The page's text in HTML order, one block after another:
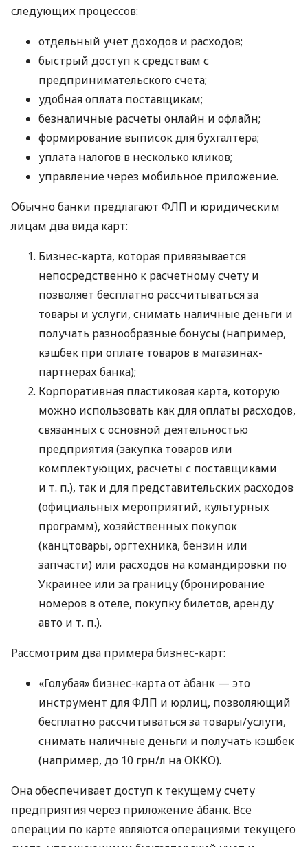
следующих процессов:
отдельный учет доходов и расходов;
быстрый доступ к средствам с
предпринимательского счета;
удобная оплата поставщикам;
безналичные расчеты онлайн и офлайн;
формирование выписок для бухгалтера;
уплата налогов в несколько кликов;
управление через мобильное приложение.
Обычно банки предлагают ФЛП и юридическим
лицам два вида карт:
Бизнес-карта, которая привязывается
непосредственно к расчетному счету и
позволяет бесплатно рассчитываться за
товары и услуги, снимать наличные деньги и
получать разнообразные бонусы (например,
кэшбек при оплате товаров в магазинах-
партнерах банка);
Корпоративная пластиковая карта, которую
можно использовать как для оплаты расходов,
связанных с основной деятельностью
предприятия (закупка товаров или
комплектующих, расчеты с поставщиками
и т. п.), так и для представительских расходов
(официальных мероприятий, культурных
программ), хозяйственных покупок
(канцтовары, оргтехника, бензин или
запчасти) или расходов на командировки по
Украинее или за границу (бронирование
номеров в отеле, покупку билетов, аренду
авто и т. п.).
Рассмотрим два примера бизнес-карт:
«Голубая» бизнес-карта от àбанк — это
инструмент для ФЛП и юрлиц, позволяющий
бесплатно рассчитываться за товары/услуги,
снимать наличные деньги и получать кэшбек
(например, до 10 грн/л на ОККО).
Она обеспечивает доступ к текущему счету
предприятия через приложение àбанк. Все
операции по карте являются операциями текущего